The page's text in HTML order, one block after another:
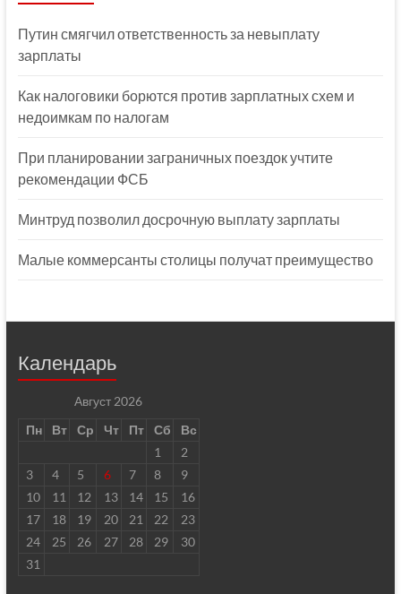
Путин смягчил ответственность за невыплату
зарплаты
Как налоговики борются против зарплатных схем и
недоимкам по налогам
При планировании заграничных поездок учтите
рекомендации ФСБ
Минтруд позволил досрочную выплату зарплаты
Малые коммерсанты столицы получат преимущество
Календарь
Август 2026
Пн
Вт Ср Чт Пт Сб
Вс
1
2
3
4 5 6 7 8
9
10
11 12 13 14 15
16
17
18 19 20 21 22
23
24
25 26 27 28 29
30
31